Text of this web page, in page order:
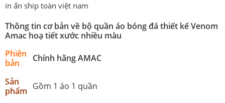
in ấn ship toàn việt nam
Thông tin cơ bản về bộ quần áo bóng đá thiết kế Venom
Amac hoạ tiết xước nhiều màu
Phiên
bản
Chính hãng AMAC
Sản
phẩm Gồm 1 áo 1 quần